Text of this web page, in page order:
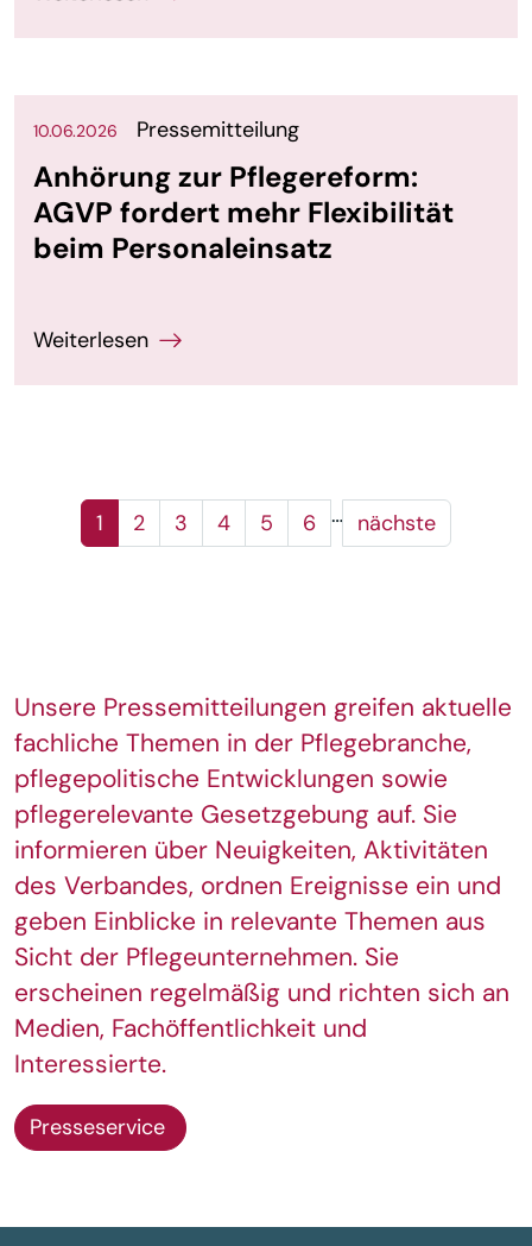
10.06.2026 Pressemitteilung
Anhörung zur Pflegereform:
AGVP fordert mehr Flexibilität
beim Personaleinsatz
1 2 3 4 5 6 … nächste
Unsere Pressemitteilungen greifen aktuelle
fachliche Themen in der Pflegebranche,
pflegepolitische Entwicklungen sowie
pflegerelevante Gesetzgebung auf. Sie
informieren über Neuigkeiten, Aktivitäten
des Verbandes, ordnen Ereignisse ein und
geben Einblicke in relevante Themen aus
Sicht der Pflegeunternehmen. Sie
erscheinen regelmäßig und richten sich an
Medien, Fachöffentlichkeit und
Interessierte.
Presseservice